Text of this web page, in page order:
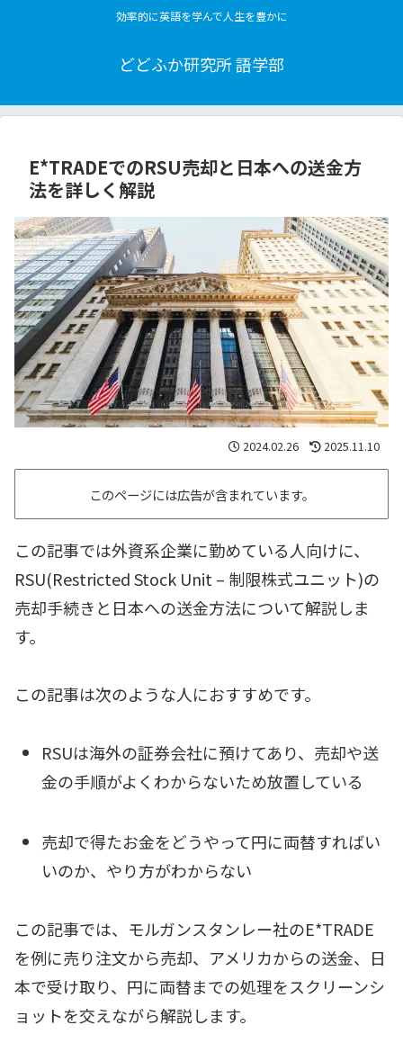
効率的に英語を学んで人生を豊かに
どどふか研究所 語学部
E*TRADEでのRSU売却と日本への送金方
法を詳しく解説
2024.02.26 2025.11.10
このページには広告が含まれています。
この記事では外資系企業に勤めている人向けに、
RSU(Restricted Stock Unit – 制限株式ユニット)の
売却手続きと日本への送金方法について解説しま
す。
この記事は次のような人におすすめです。
RSUは海外の証券会社に預けてあり、売却や送
金の手順がよくわからないため放置している
売却で得たお金をどうやって円に両替すればい
いのか、やり方がわからない
この記事では、モルガンスタンレー社のE*TRADE
を例に売り注文から売却、アメリカからの送金、日
本で受け取り、円に両替までの処理をスクリーンシ
ョットを交えながら解説します。